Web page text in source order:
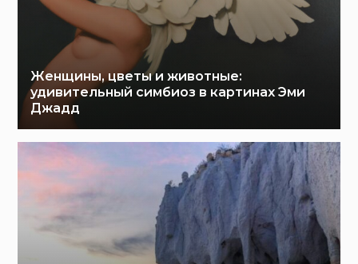
Женщины, цветы и животные:
удивительный симбиоз в картинах Эми
Джадд